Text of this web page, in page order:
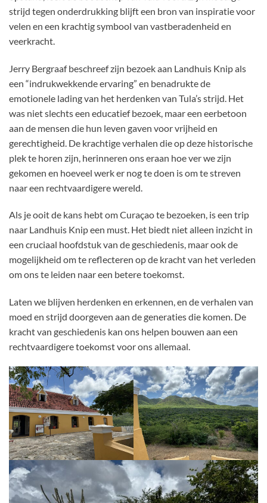
strijd tegen onderdrukking blijft een bron van inspiratie voor
velen en een krachtig symbool van vastberadenheid en
veerkracht.
Jerry Bergraaf beschreef zijn bezoek aan Landhuis Knip als
een “indrukwekkende ervaring” en benadrukte de
emotionele lading van het herdenken van Tula’s strijd. Het
was niet slechts een educatief bezoek, maar een eerbetoon
aan de mensen die hun leven gaven voor vrijheid en
gerechtigheid. De krachtige verhalen die op deze historische
plek te horen zijn, herinneren ons eraan hoe ver we zijn
gekomen en hoeveel werk er nog te doen is om te streven
naar een rechtvaardigere wereld.
Als je ooit de kans hebt om Curaçao te bezoeken, is een trip
naar Landhuis Knip een must. Het biedt niet alleen inzicht in
een cruciaal hoofdstuk van de geschiedenis, maar ook de
mogelijkheid om te reflecteren op de kracht van het verleden
om ons te leiden naar een betere toekomst.
Laten we blijven herdenken en erkennen, en de verhalen van
moed en strijd doorgeven aan de generaties die komen. De
kracht van geschiedenis kan ons helpen bouwen aan een
rechtvaardigere toekomst voor ons allemaal.